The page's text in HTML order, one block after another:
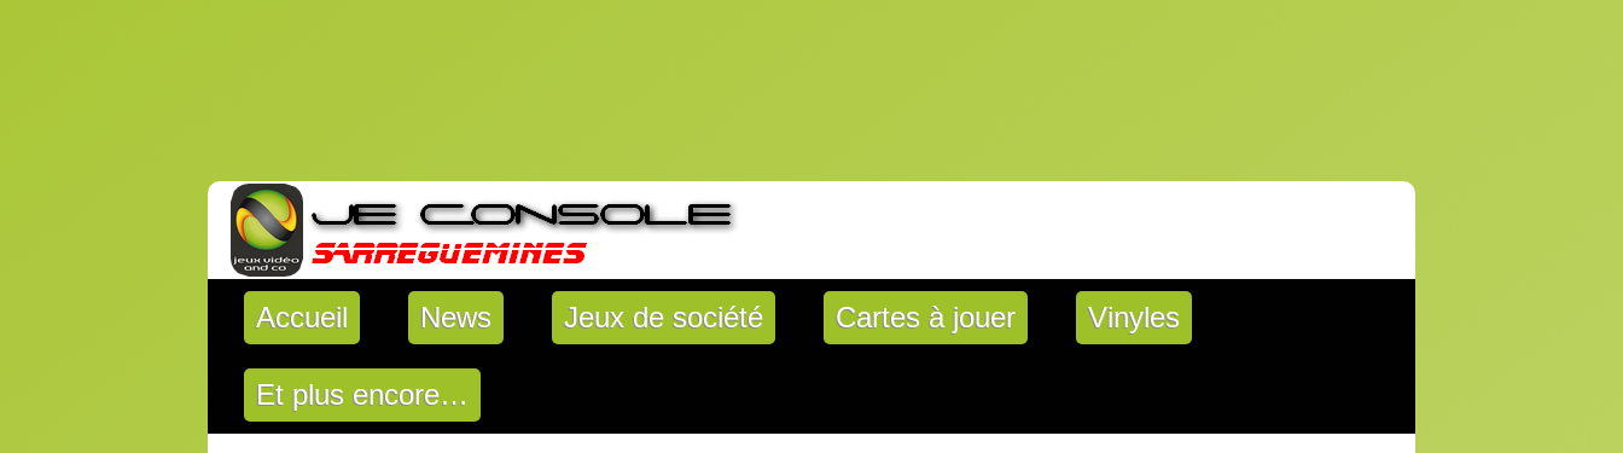
Accueil News Jeux de société Cartes à jouer Vinyles
Et plus encore…